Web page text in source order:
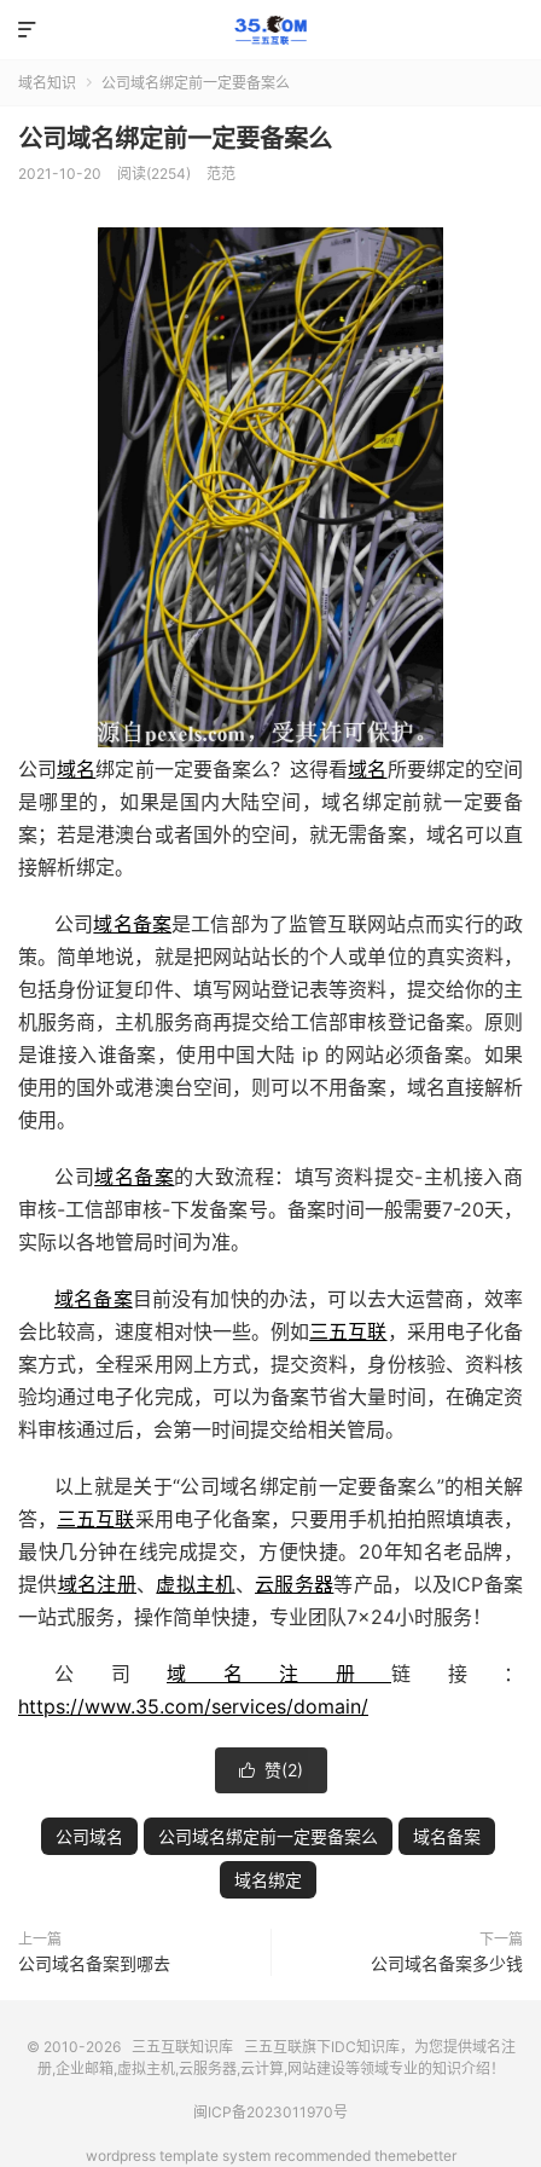

域名知识  公司域名绑定前一定要备案么
公司域名绑定前一定要备案么
2021-10-20 阅读(2254) 范范
公司域名绑定前一定要备案么？这得看域名 所要绑定的空间
是哪里的，如果是国内大陆空间，域名绑定前就一定要备
案；若是港澳台或者国外的空间，就无需备案，域名可以直
接解析绑定。
公司域名备案是工信部为了监管互联网站点而实行的政
策。简单地说，就是把网站站长的个人或单位的真实资料，
包括身份证复印件、填写网站登记表等资料，提交给你的主
机服务商，主机服务商再提交给工信部审核登记备案。原则
是谁接入谁备案，使用中国大陆 ip 的网站必须备案。如果
使用的国外或港澳台空间，则可以不用备案，域名直接解析
使用。
公司域名备案的大致流程：填写资料提交-主机接入商
审核-工信部审核-下发备案号。备案时间一般需要7-20天，
实际以各地管局时间为准。
域名备案目前没有加快的办法，可以去大运营商，效率
会比较高，速度相对快一些。例如三五互联，采用电子化备
案方式，全程采用网上方式，提交资料，身份核验、资料核
验均通过电子化完成，可以为备案节省大量时间，在确定资
料审核通过后，会第一时间提交给相关管局。
以上就是关于“公司域名绑定前一定要备案么”的相关解
答， 三五互联采用电子化备案，只要用手机拍拍照填填表，
最快几分钟在线完成提交，方便快捷。20年知名老品牌，
提供域名注册、 虚拟主机、云服务器等产品，以及ICP备案
一站式服务，操作简单快捷，专业团队7×24小时服务！
公司 域名注册 链接：
https://www.35.com/services/domain/
 赞(2)
公司域名 公司域名绑定前一定要备案么 域名备案
域名绑定
上一篇
公司域名备案到哪去
下一篇
公司域名备案多少钱
© 2010-2026 三五互联知识库 三五互联旗下IDC知识库，为您提供域名注
册,企业邮箱,虚拟主机,云服务器,云计算,网站建设等领域专业的知识介绍！
闽ICP备2023011970号
wordpress template system recommended themebetter